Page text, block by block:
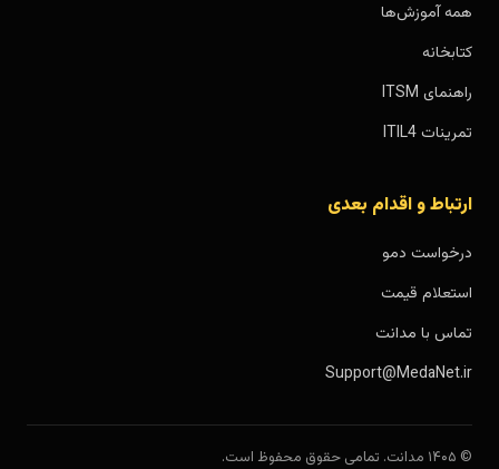
همه آموزش‌ها
کتابخانه
راهنمای ITSM
تمرینات ITIL4
ارتباط و اقدام بعدی
درخواست دمو
استعلام قیمت
تماس با مدانت
Support@MedaNet.ir
© ۱۴۰۵ مدانت. تمامی حقوق محفوظ است.